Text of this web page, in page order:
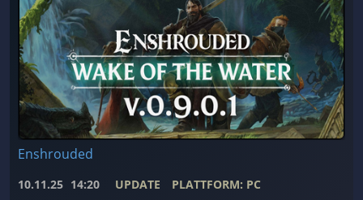
Enshrouded
10.11.25 14:20 UPDATE PLATTFORM: PC